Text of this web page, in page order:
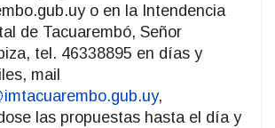
o en la Intendencia
de Tacuarembó, Señor
tel. 46338895 en días y
mail
,
las propuestas hasta el día y